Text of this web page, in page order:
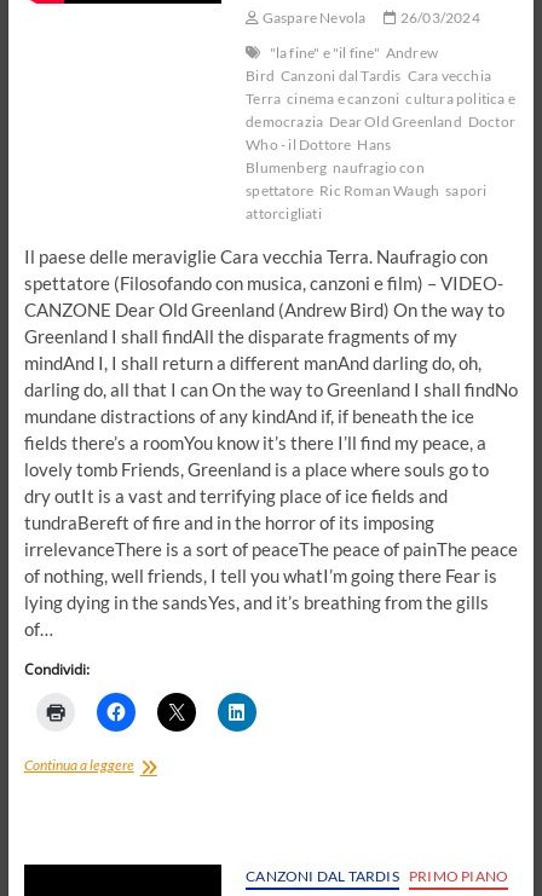
Gaspare Nevola
26/03/2024
"la fine" e "il fine" Andrew
Bird Canzoni dal Tardis Cara vecchia
Terra cinema e canzoni cultura politica e
democrazia Dear Old Greenland Doctor
Who - il Dottore Hans
Blumenberg naufragio con
spettatore Ric Roman Waugh sapori
attorcigliati
Il paese delle meraviglie Cara vecchia Terra. Naufragio con
spettatore (Filosofando con musica, canzoni e film) – VIDEO-
CANZONE Dear Old Greenland (Andrew Bird) On the way to
Greenland I shall findAll the disparate fragments of my
mindAnd I, I shall return a different manAnd darling do, oh,
darling do, all that I can On the way to Greenland I shall findNo
mundane distractions of any kindAnd if, if beneath the ice
fields there’s a roomYou know it’s there I’ll find my peace, a
lovely tomb Friends, Greenland is a place where souls go to
dry outIt is a vast and terrifying place of ice fields and
tundraBereft of fire and in the horror of its imposing
irrelevanceThere is a sort of peaceThe peace of painThe peace
of nothing, well friends, I tell you whatI’m going there Fear is
lying dying in the sandsYes, and it’s breathing from the gills
of…
Condividi:
Continua a leggereCara
CANZONI DAL TARDIS PRIMO PIANO